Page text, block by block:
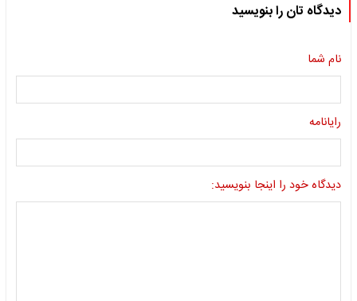
دیدگاه تان را بنویسید
نام شما
رایانامه
دیدگاه خود را اینجا بنویسید: